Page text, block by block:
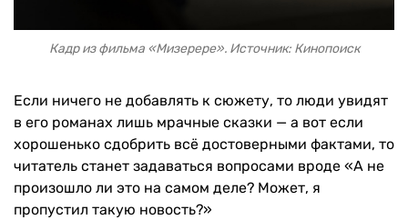
Кадр из фильма «Мизерере». Источник: Кинопоиск
Если ничего не добавлять к сюжету, то люди увидят
в его романах лишь мрачные сказки — а вот если
хорошенько сдобрить всё достоверными фактами, то
читатель станет задаваться вопросами вроде «А не
произошло ли это на самом деле? Может, я
пропустил такую новость?»